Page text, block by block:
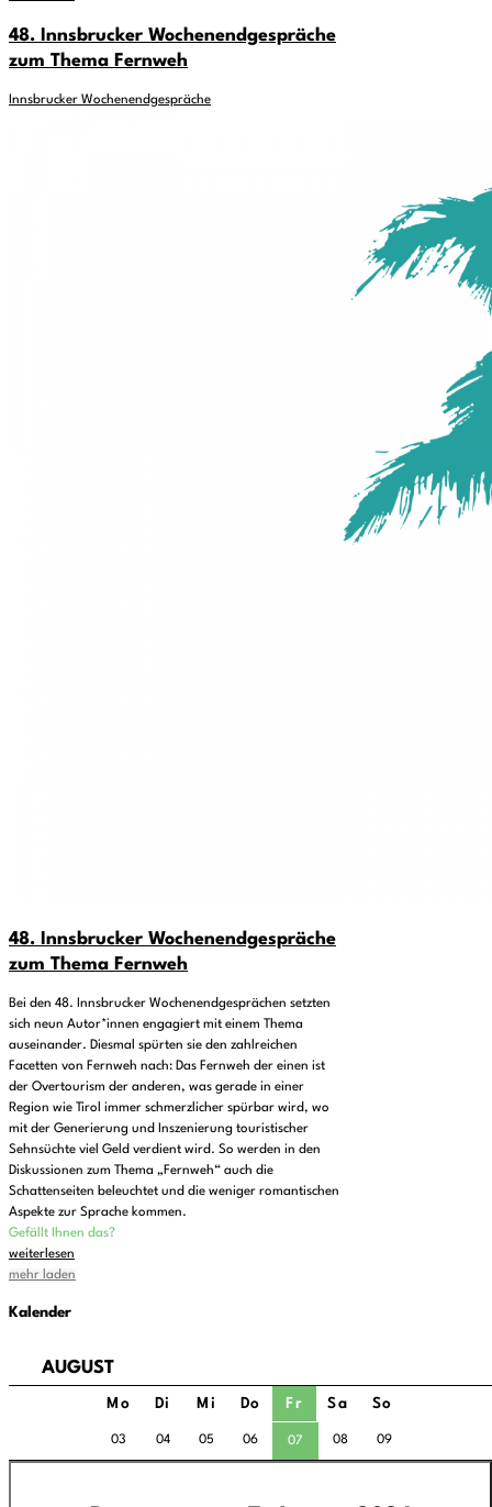
48. Innsbrucker Wochenendgespräche
zum Thema Fernweh
Innsbrucker Wochenendgespräche
48. Innsbrucker Wochenendgespräche
zum Thema Fernweh
Bei den 48. Innsbrucker Wochenendgesprächen setzten
sich neun Autor*innen engagiert mit einem Thema
auseinander. Diesmal spürten sie den zahlreichen
Facetten von Fernweh nach: Das Fernweh der einen ist
der Overtourism der anderen, was gerade in einer
Region wie Tirol immer schmerzlicher spürbar wird, wo
mit der Generierung und Inszenierung touristischer
Sehnsüchte viel Geld verdient wird. So werden in den
Diskussionen zum Thema „Fernweh“ auch die
Schattenseiten beleuchtet und die weniger romantischen
Aspekte zur Sprache kommen.
Gefällt Ihnen das?
weiterlesen
mehr laden
Kalender
AUGUST
Mo Di Mi Do Fr Sa So
03 04 05 06 07 08 09